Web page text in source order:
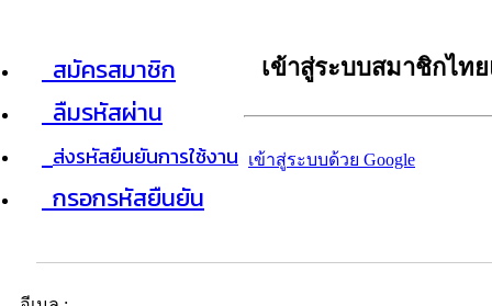
สมัครสมาชิก
ลืมรหัสผ่าน
ส่งรหัสยืนยันการใช้งาน
กรอกรหัสยืนยัน
เข้าสู่ระบบสมาชิกไท
เข้าสู่ระบบด้วย Google